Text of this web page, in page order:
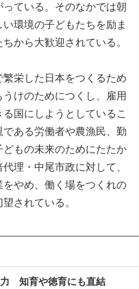
ている。そのなかでは朝
環境の子どもたちを励ま
から大歓迎されている。
栄した日本をつくるため
けのためにつくし、雇用
国にしようとしているこ
ある労働者や農漁民、勤
もの未来のためにたたか
理・中尾市政に対して、
やめ、働く場をつくれの
されている。
知育や徳育にも直結